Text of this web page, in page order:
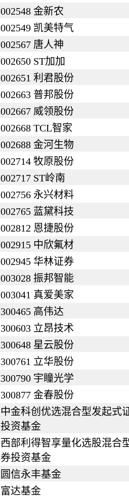
002548 金新农
002549 凯美特气
002567 唐人神
002650 ST加加
002651 利君股份
002663 普邦股份
002667 威领股份
002668 TCL智家
002688 金河生物
002714 牧原股份
002717 ST岭南
002756 永兴材料
002765 蓝黛科技
002812 恩捷股份
002915 中欣氟材
002945 华林证券
003028 振邦智能
003041 真爱美家
300465 高伟达
300603 立昂技术
300648 星云股份
300761 立华股份
300790 宇瞳光学
300877 金春股份
中金科创优选混合型发起式
投资基金
西部利得智享量化选股混合
券投资基金
圆信永丰基金
富达基金